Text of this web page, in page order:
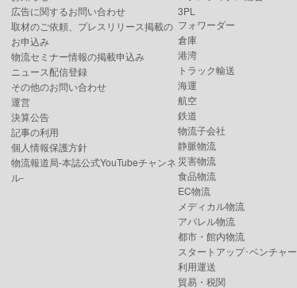
広告に関するお問い合わせ
取材のご依頼、プレスリリース掲載の
お申込み
物流セミナー情報の掲載申込み
ニュース配信登録
その他のお問い合わせ
運営
決算公告
記事の利用
個人情報保護方針
物流報道局-本誌公式YouTubeチャンネ
ル-
3PL
フォワーダー
倉庫
港湾
トラック輸送
海運
航空
鉄道
物流子会社
静脈物流
災害物流
食品物流
EC物流
メディカル物流
アパレル物流
都市・館内物流
スタートアップ･ベンチャー
利用運送
貿易・税関